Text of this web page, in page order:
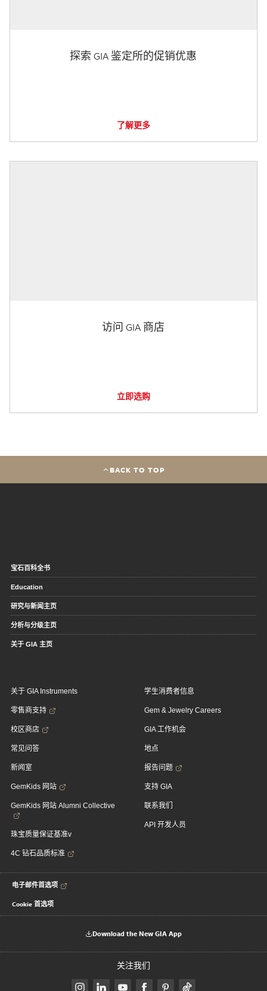
探索 GIA 鉴定所的促销优惠
了解更多
访问 GIA 商店
立即选购
BACK TO TOP
宝石百科全书
Education
研究与新闻主页
分析与分级主页
关于 GIA 主页
关于 GIA Instruments
零售商支持
校区商店
常见问答
新闻室
GemKids 网站
GemKids 网站 Alumni Collective
珠宝质量保证基准v
4C 钻石品质标准
学生消费者信息
Gem & Jewelry Careers
GIA 工作机会
地点
报告问题
支持 GIA
联系我们
API 开发人员
电子邮件首选项
Cookie 首选项
Download the New GIA App
关注我们